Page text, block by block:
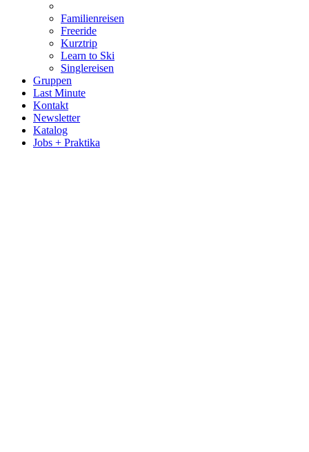
Familienreisen
Freeride
Kurztrip
Learn to Ski
Singlereisen
Gruppen
Last Minute
Kontakt
Newsletter
Katalog
Jobs + Praktika